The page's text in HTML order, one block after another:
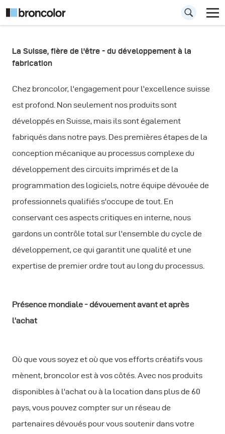
Pourquoi
broncolor?
La Suisse, fière de l'être - du développement à la
fabrication
Chez broncolor, l'engagement pour l'excellence suisse
est profond. Non seulement nos produits sont
développés en Suisse, mais ils sont également
fabriqués dans notre pays. Des premières étapes de la
conception mécanique au processus complexe du
développement des circuits imprimés et de la
programmation des logiciels, notre équipe dévouée de
professionnels qualifiés s'occupe de tout. En
conservant ces aspects critiques en interne, nous
gardons un contrôle total sur l'ensemble du cycle de
développement, ce qui garantit une qualité et une
expertise de premier ordre tout au long du processus.
Présence mondiale - dévouement avant et après
l'achat
Où que vous soyez et où que vos efforts créatifs vous
mènent, broncolor est à vos côtés. Avec nos produits
disponibles à l'achat ou à la location dans plus de 60
pays, vous pouvez compter sur un réseau de
partenaires dévoués pour vous soutenir dans votre